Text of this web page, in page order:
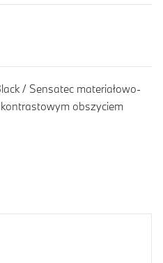
/ Sensatec materiałowo-
obszyciem